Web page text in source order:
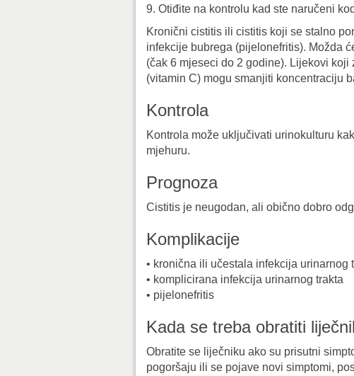
9. Otiđite na kontrolu kad ste naručeni
Kronični cistitis ili cistitis koji se stalno
infekcije bubrega (pijelonefritis). Možda
(čak 6 mjeseci do 2 godine). Lijekovi
(vitamin C) mogu smanjiti koncentraciju
Kontrola
Kontrola može uključivati urinokulturu
mjehuru.
Prognoza
Cistitis je neugodan, ali obično dobro
Komplikacije
• kronična ili učestala infekcija urinarnog
• komplicirana infekcija urinarnog trakta
• pijelonefritis
Kada se treba obratiti
Obratite se liječniku ako su prisutni
pogoršaju ili se pojave novi simptomi,